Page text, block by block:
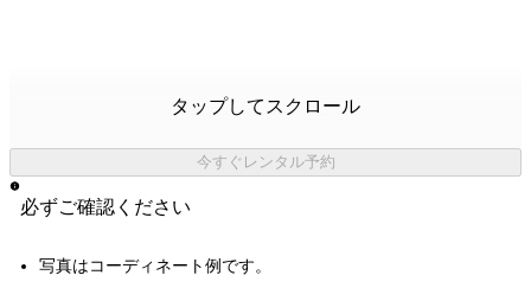
タップしてスクロール
今すぐレンタル予約
必ずご確認ください
写真はコーディネート例です。